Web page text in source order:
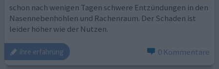
schon nach wenigen Tagen schwere Entzündungen in den
Nasennebenhöhlen und Rachenraum. Der Schaden ist
leider höher wie der Nutzen.
ihre erfahrung 0 Kommentare